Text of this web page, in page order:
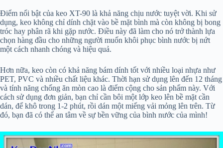
Điểm nổi bật của keo XT-90 là khả năng chịu nước tuyệt vời. Khi sử
dụng, keo không chỉ dính chặt vào bề mặt bình mà còn không bị bong
tróc hay phân rã khi gặp nước. Điều này đã làm cho nó trở thành lựa
chọn hàng đầu cho những người muốn khôi phục bình nước bị nứt
một cách nhanh chóng và hiệu quả.
Hơn nữa, keo còn có khả năng bám dính tốt với nhiều loại nhựa như
PET, PVC và nhiều chất liệu khác. Thời hạn sử dụng lên đến 12 tháng
và tính năng chống ăn mòn cao là điểm cộng cho sản phẩm này. Với
cách sử dụng đơn giản, bạn chỉ cần bôi một lớp keo lên bề mặt cần
dán, để khô trong 1-2 phút, rồi dán một miếng vải mỏng lên trên. Từ
đó, bạn đã có thể an tâm về sự bền vững của bình nước của mình!